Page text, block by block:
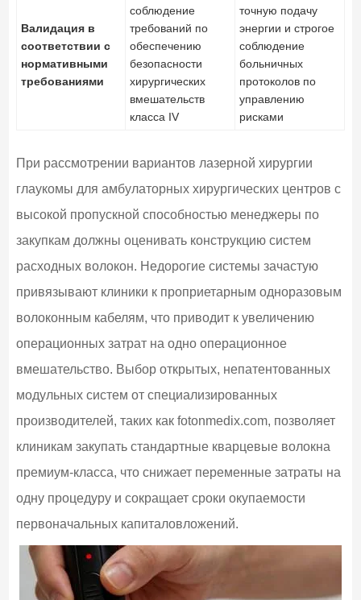
Валидация в
соответствии с
нормативными
требованиями
соблюдение
требований по
обеспечению
безопасности
хирургических
вмешательств
класса IV
точную подачу
энергии и строгое
соблюдение
больничных
протоколов по
управлению
рисками
При рассмотрении вариантов лазерной хирургии
глаукомы для амбулаторных хирургических центров с
высокой пропускной способностью менеджеры по
закупкам должны оценивать конструкцию систем
расходных волокон. Недорогие системы зачастую
привязывают клиники к проприетарным одноразовым
волоконным кабелям, что приводит к увеличению
операционных затрат на одно операционное
вмешательство. Выбор открытых, непатентованных
модульных систем от специализированных
производителей, таких как fotonmedix.com, позволяет
клиникам закупать стандартные кварцевые волокна
премиум-класса, что снижает переменные затраты на
одну процедуру и сокращает сроки окупаемости
первоначальных капиталовложений.